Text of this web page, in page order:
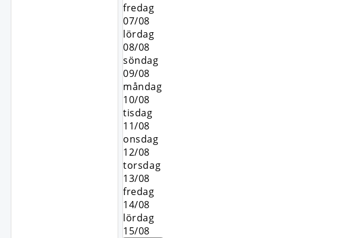
fredag
07/08
lördag
08/08
söndag
09/08
måndag
10/08
tisdag
11/08
onsdag
12/08
torsdag
13/08
fredag
14/08
lördag
15/08